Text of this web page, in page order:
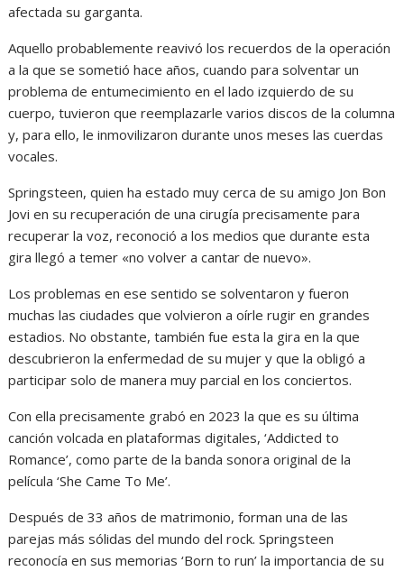
afectada su garganta.
Aquello probablemente reavivó los recuerdos de la operación
a la que se sometió hace años, cuando para solventar un
problema de entumecimiento en el lado izquierdo de su
cuerpo, tuvieron que reemplazarle varios discos de la columna
y, para ello, le inmovilizaron durante unos meses las cuerdas
vocales.
Springsteen, quien ha estado muy cerca de su amigo Jon Bon
Jovi en su recuperación de una cirugía precisamente para
recuperar la voz, reconoció a los medios que durante esta
gira llegó a temer «no volver a cantar de nuevo».
Los problemas en ese sentido se solventaron y fueron
muchas las ciudades que volvieron a oírle rugir en grandes
estadios. No obstante, también fue esta la gira en la que
descubrieron la enfermedad de su mujer y que la obligó a
participar solo de manera muy parcial en los conciertos.
Con ella precisamente grabó en 2023 la que es su última
canción volcada en plataformas digitales, ‘Addicted to
Romance’, como parte de la banda sonora original de la
película ‘She Came To Me’.
Después de 33 años de matrimonio, forman una de las
parejas más sólidas del mundo del rock. Springsteen
reconocía en sus memorias ‘Born to run’ la importancia de su